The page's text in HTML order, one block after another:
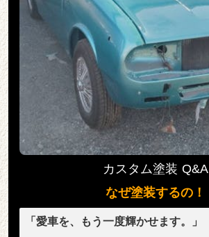
カスタム塗装 Q&A
なぜ塗装するの！
「愛車を、もう一度輝かせます。」